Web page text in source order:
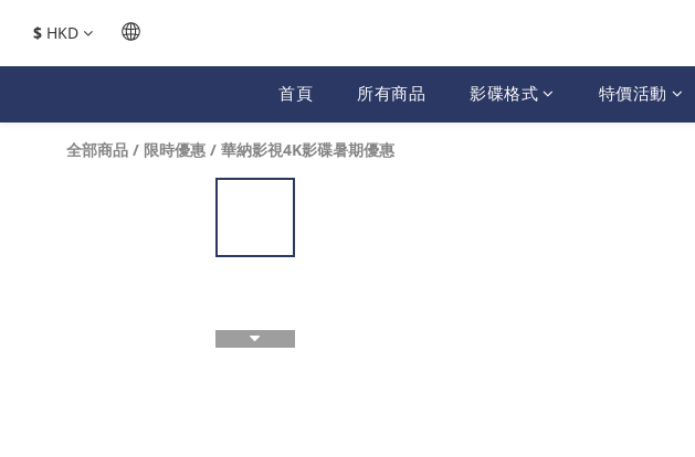
$ HKD
首頁 所有商品 影碟格式 特價活動
全部商品 / 限時優惠 / 華納影視4K影碟暑期優惠